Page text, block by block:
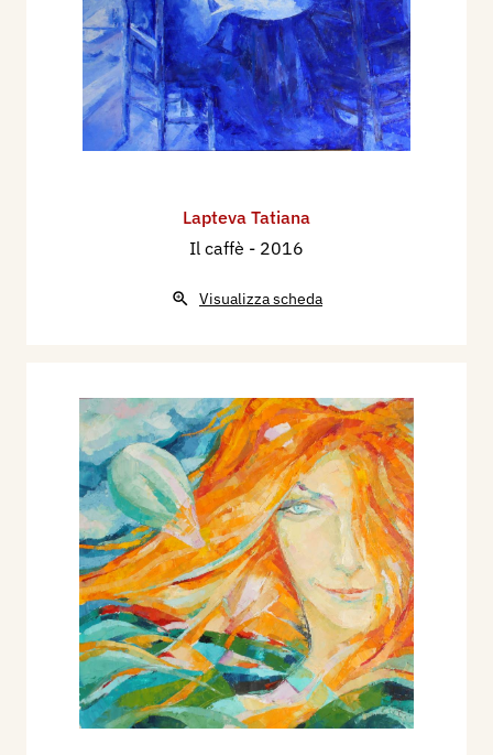
Lapteva Tatiana
Il caffè - 2016
Visualizza scheda